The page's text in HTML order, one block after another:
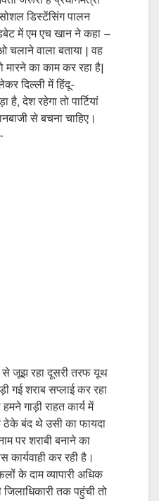
डिस्टेंसिंग पालन
में एम एच खान ने कहा –
चलाने वाला बताया | वह
मारने का काम कर रहा है|
दिल्ली में हिंदू-
देश रहेगा तो पार्टियां
से बचना चाहिए।
से जूझ रहा दूसरी तरफ यूथ
गई शराब सप्लाई कर रहा
गाड़ी राहत कार्य में
ठेके बंद थे उसी का फायदा
पर शराबी बनाने का
कार्यवाही कर रही है।
के दाम व्यापारी अधिक
तक पहुंची तो